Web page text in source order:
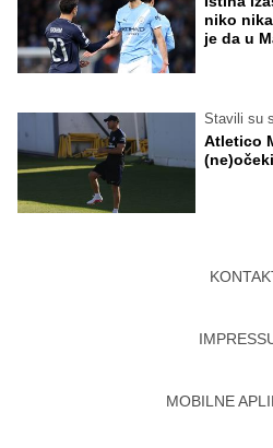
niko
je da u
Stavili su
Atletico
MOBILNE